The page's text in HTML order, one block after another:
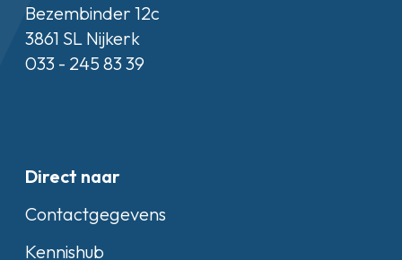
Bezembinder 12c
3861 SL Nijkerk
033 - 245 83 39
Direct naar
Contactgegevens
Kennishub